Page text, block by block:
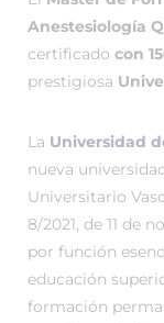
Anestesiología
certificado con
prestigiosa
La Universidad
nueva
Universitario
8/2021, de 11 de
por función
educación
formación